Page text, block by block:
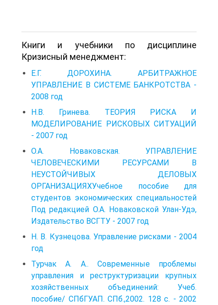
Книги и учебники по дисциплине
Кризисный менеджмент:
Е.Г. ДОРОХИНА. АРБИТРАЖНОЕ
УПРАВЛЕНИЕ В СИСТЕМЕ БАНКРОТСТВА -
2008 год
Н.В. Гринева. ТЕОРИЯ РИСКА И
МОДЕЛИРОВАНИЕ РИСКОВЫХ СИТУАЦИЙ
- 2007 год
О.А. Новаковская. УПРАВЛЕНИЕ
ЧЕЛОВЕЧЕСКИМИ РЕСУРСАМИ В
НЕУСТОЙЧИВЫХ ДЕЛОВЫХ
ОРГАНИЗАЦИЯХУчебное пособие для
студентов экономических специальностей
Под редакцией О.А. Новаковской Улан-Удэ,
Издательство ВСГТУ - 2007 год
Н. В. Кузнецова. Управление рисками - 2004
год
Турчак А. А.. Современные проблемы
управления и реструктуризации крупных
хозяйственных объединений: Учеб.
пособие/ СПбГУАП. СПб.,2002. 128 с. - 2002